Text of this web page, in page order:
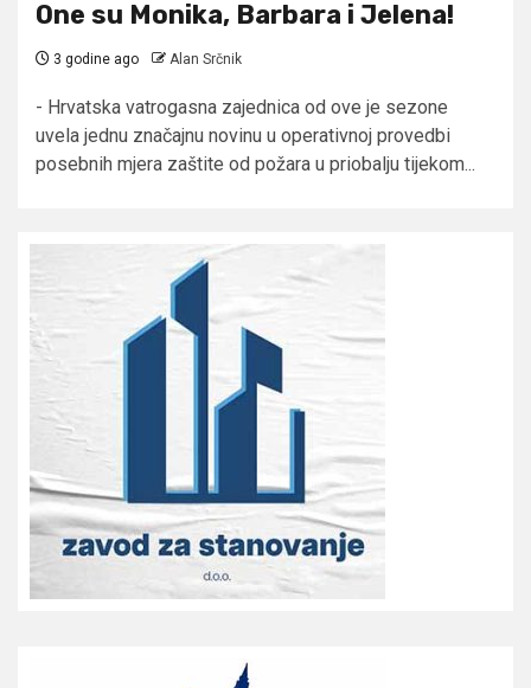
One su Monika, Barbara i Jelena!
3 godine ago Alan Srčnik
- Hrvatska vatrogasna zajednica od ove je sezone
uvela jednu značajnu novinu u operativnoj provedbi
posebnih mjera zaštite od požara u priobalju tijekom...